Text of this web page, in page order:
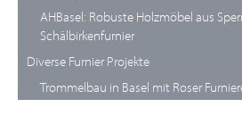
AHBasel: Robuste Holzmöbel aus
Schälbirkenfurnier
Diverse Furnier Projekte
Trommelbau in Basel mit Roser